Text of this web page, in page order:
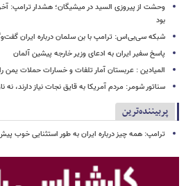
وحشت از پیروزی السید در میشیگان؛ هشدار ترامپ:
بود
شبکه سی‌بی‌اس: ترامپ با بن سلمان درباره ایران
پاسخ سفیر ایران به ادعای وزیر خارجه پیشین آلمان
المیادین : عربستان آمار تلفات و خسارات حملات یمن
سناتور شومر: مردم آمریکا به قایق نجات نیاز دارند، نه
پربیننده‌ترین
ترامپ: همه چیز درباره ایران به طور استثنایی خوب